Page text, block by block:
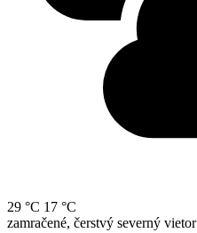
29 °C 17 °C
zamračené, čerstvý severný vietor